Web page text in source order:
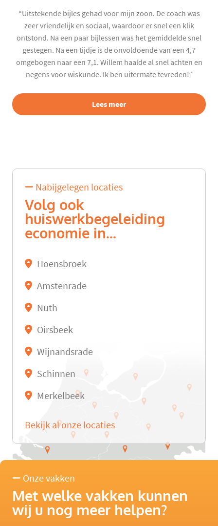
“Uitstekende bijles gehad voor mijn zoon. De coach was
zeer vriendelijk en sociaal, waardoor er snel een klik
ontstond. Na een paar bijlessen was het gemiddelde snel
gestegen. Na een tijdje is de onvoldoende van een 4,7
omgebogen naar een 7,1. Willem haalde al snel achten en
negens voor wiskunde. Ik ben uitermate tevreden!”
Lees meer
Nabijgelegen locaties
Volg ook
huiswerkbegeleiding
economie in...
Hoensbroek
Amstenrade
Nuth
Oirsbeek
Wijnandsrade
Schinnen
Merkelbeek
Bekijk al onze locaties
Onze vakken
Met welke vakken kunnen
wij u nog meer helpen?